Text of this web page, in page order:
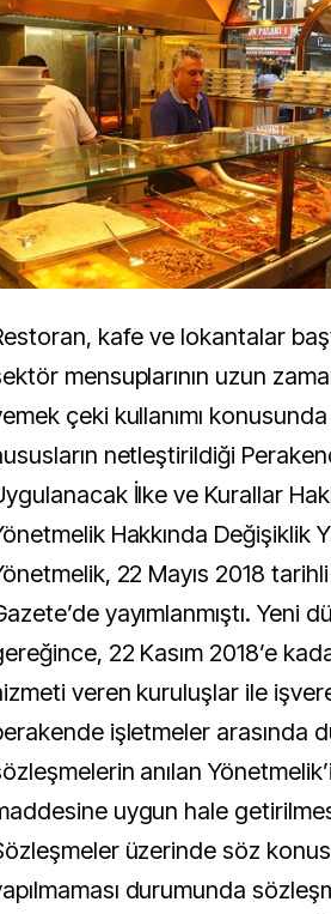
kafe ve lokantalar
mensuplarının uzun
çeki kullanımı
netleştirildiği
İlke ve Kurallar
Hakkında Değişiklik
22 Mayıs 2018
yayımlanmıştı. Yeni
22 Kasım 2018’e
veren kuruluşlar ile
işletmeler arasında
anılan
uygun hale
üzerinde söz
durumunda